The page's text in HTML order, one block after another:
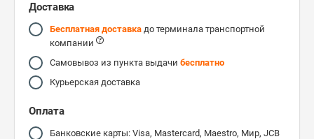
Доставка
Бесплатная доставка до терминала транспортной
компании
Самовывоз из пункта выдачи бесплатно
Курьерская доставка
Оплата
Банковские карты: Visa, Mastercard, Maestro, Мир, JCB